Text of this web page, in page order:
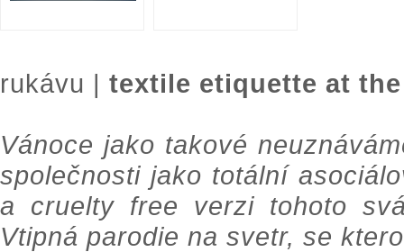
rukávu | textile etiquette at
Vánoce jako takové
společnosti jako totální
a cruelty free verzi tohoto
Vtipná parodie na svetr, se